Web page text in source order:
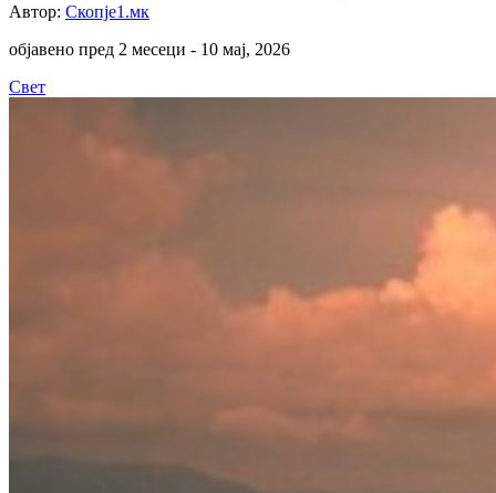
Автор: Скопје1.мк
објавено пред 2 месеци - 10 мај, 2026
Свет